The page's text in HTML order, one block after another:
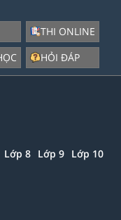
THI ONLINE
HỎI ĐÁP
Lớp 8 Lớp 9 Lớp 10